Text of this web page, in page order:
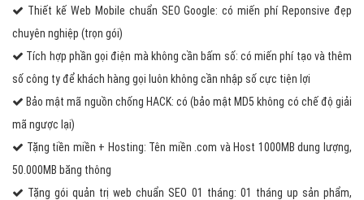
Thiết kế Web Mobile chuẩn SEO Google: có miến phí Reponsive đẹp
chuyên nghiệp (trọn gói)
Tích hợp phần gọi điện mà không cần bấm số: có miến phí tạo và thêm
số công ty để khách hàng gọi luôn không cần nhập số cực tiện lợi
Bảo mật mã nguồn chống HACK: có (bảo mật MD5 không có chế độ giải
mã ngược lại)
Tặng tiền miền + Hosting: Tên miền .com và Host 1000MB dung lượng,
50.000MB băng thông
Tặng gói quản trị web chuẩn SEO 01 tháng: 01 tháng up sản phẩm,